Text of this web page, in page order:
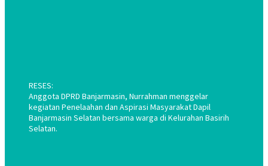
RESES:
Anggota DPRD Banjarmasin, Nurrahman menggelar
kegiatan Penelaahan dan Aspirasi Masyarakat Dapil
Banjarmasin Selatan bersama warga di Kelurahan Basirih
Selatan.